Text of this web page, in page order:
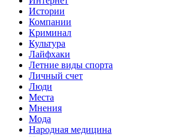
Истории
Компании
Криминал
Культура
Лайфхаки
Летние виды спорта
Личный счет
Люди
Места
Мнения
Мода
Народная медицина